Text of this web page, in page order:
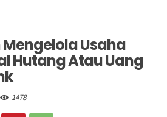
Usaha
Hutang Atau Uang
1478